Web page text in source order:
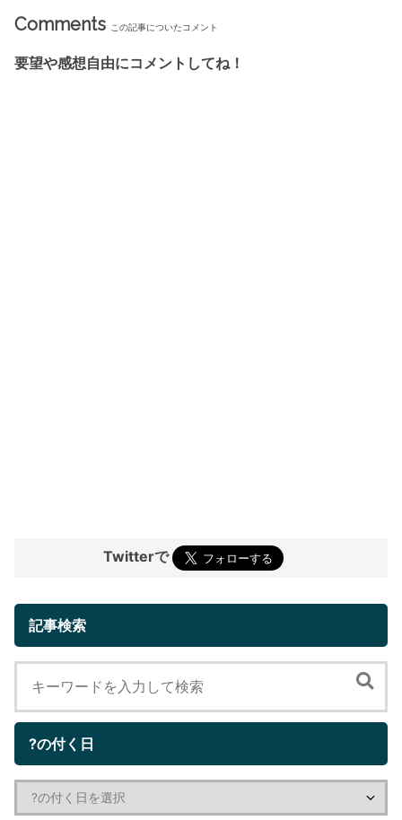
Comments この記事についたコメント
要望や感想自由にコメントしてね！
Twitterで
記事検索
?の付く日